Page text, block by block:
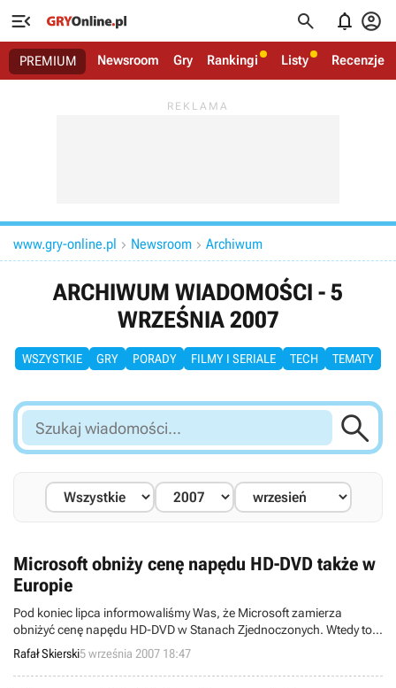
   
PREMIUM Newsroom Gry Rankingi Listy Recenzje
www.gry-online.pl  Newsroom  Archiwum
ARCHIWUM WIADOMOŚCI - 5
WRZEŚNIA 2007
WSZYSTKIE GRY PORADY FILMY I SERIALE TECH TEMATY
Szukaj
wiadomości...

Microsoft obniży cenę napędu HD-DVD także w
Europie
Pod koniec lipca informowaliśmy Was, że Microsoft zamierza
obniżyć cenę napędu HD-DVD w Stanach Zjednoczonych. Wtedy to
ogłoszono również, że podobny ruch w Europie na razie nie wchodzi
w grę. Nie do końca okazało się to prawdą, bo „cięcie” ceny wkrótce
i u nas okaże się faktem.
Rafał Skierski5 września 2007 18:47